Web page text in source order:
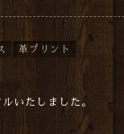
革プリント
いたしました。